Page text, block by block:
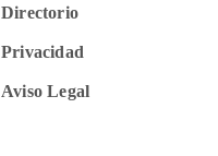
Directorio
Privacidad
Aviso Legal